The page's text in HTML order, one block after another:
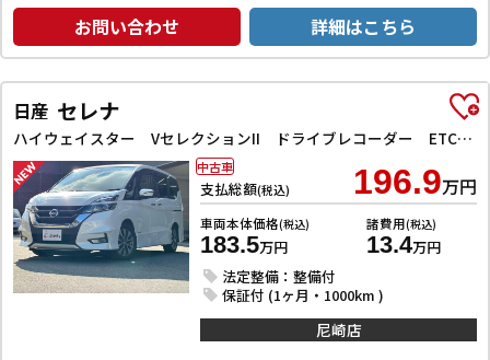
お問い合わせ 詳細はこちら
日産 セレナ
ハイウェイスター VセレクションII ドライブレコーダー ETC バックカメラ サイドカメラ ナビ TV クリアランスソナー オートクルーズコントロール パークアシスト 衝突被害軽減システム 両側電動スライドドア オートライト
支払総額(税込) 196.9万円
車両本体価格(税込)
183.5万円
諸費用(税込)
13.4万円
法定整備：整備付
保証付 (1ヶ月・1000km )
中古車
尼崎店